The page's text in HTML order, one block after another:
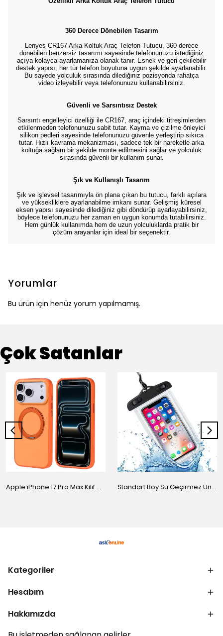
360 Derece Dönebilen Tasarım
Lenyes CR167 Arka Koltuk Araç Telefon Tutucu, 360 derece
dönebilen benzersiz tasarımı sayesinde telefonunuzu istediğiniz
açıya kolayca ayarlamanıza olanak tanır. Esnek ve geri çekilebilir
destek yapısı, her tür telefon boyutuna uygun şekilde ayarlanabilir.
Bu sayede yolculuk sırasında dilediğiniz pozisyonda rahatça
video izleyebilir veya telefonunuzu kullanabilirsiniz.
Güvenli ve Sarsıntısız Destek
Sarsıntı engelleyici özelliği ile CR167, araç içindeki titreşimlerden
etkilenmeden telefonunuzu sabit tutar. Kayma ve çizilme önleyici
silikon pedleri sayesinde telefonunuzu güvenle yerleştirip sıkıca
tutar. Hızlı kavrama mekanizması, sadece tek bir hareketle arka
koltuğa sağlam bir şekilde monte edilmesini sağlar ve yolculuk
sırasında güvenli bir kullanım sunar.
Şık ve Kullanışlı Tasarım
Şık ve işlevsel tasarımıyla ön plana çıkan bu tutucu, farklı açılara
ve yüksekliklere ayarlanabilme imkanı sunar. Gelişmiş küresel
eksen yapısı sayesinde dilediğiniz gibi döndürüp ayarlayabilirsiniz,
böylece telefonunuzu her zaman en uygun konumda tutabilirsiniz.
Hem günlük kullanımda hem de uzun yolculuklarda pratik bir
çözüm arayanlar için ideal bir seçenektir.
Yorumlar
Bu ürün için henüz yorum yapılmamış.
Çok Satanlar
Apple iPhone 17 Pro Max Kılıf M-Safe Şarj Özellikli Standlı Zore Proton Silikon Kapak Standart Boy Su Geçirmez Üniversal Kılıf
Kategoriler
Hesabım
Hakkımızda